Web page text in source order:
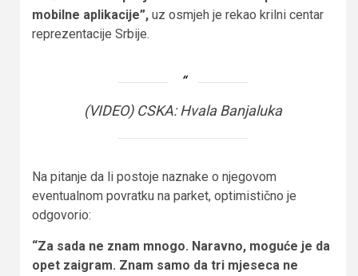
mobilne aplikacije”, uz osmjeh je rekao krilni centar
reprezentacije Srbije.
(VIDEO) CSKA: Hvala Banjaluka
Na pitanje da li postoje naznake o njegovom
eventualnom povratku na parket, optimistično je
odgovorio:
“Za sada ne znam mnogo. Naravno, moguće je da
opet zaigram. Znam samo da tri mjeseca ne